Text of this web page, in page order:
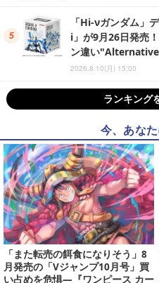
「Hi-νガンダム」
i」が9月26日発売
ン違い
2026.8.10(月) 15:00
ランキング
今、あな
「また転売の餌食になりそう」8
月発売の「Vジャンプ10月号」買
い占めを危惧―『ワンピース カー